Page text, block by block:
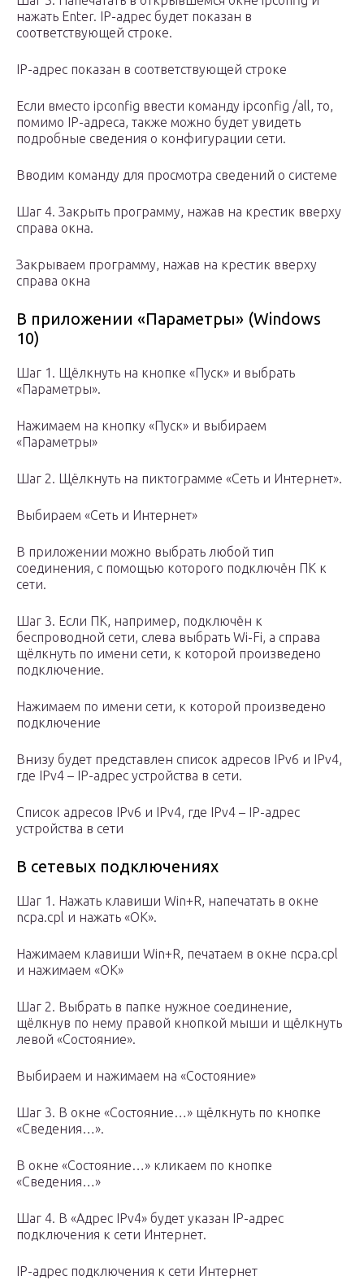
нажать Enter. IP-адрес будет показан в
соответствующей строке.
IP-адрес показан в соответствующей строке
Если вместо ipconfig ввести команду ipconfig /all, то,
помимо IP-адреса, также можно будет увидеть
подробные сведения о конфигурации сети.
Вводим команду для просмотра сведений о системе
Шаг 4. Закрыть программу, нажав на крестик вверху
справа окна.
Закрываем программу, нажав на крестик вверху
справа окна
В приложении «Параметры» (Windows
10)
Шаг 1. Щёлкнуть на кнопке «Пуск» и выбрать
«Параметры».
Нажимаем на кнопку «Пуск» и выбираем
«Параметры»
Шаг 2. Щёлкнуть на пиктограмме «Сеть и Интернет».
Выбираем «Сеть и Интернет»
В приложении можно выбрать любой тип
соединения, с помощью которого подключён ПК к
сети.
Шаг 3. Если ПК, например, подключён к
беспроводной сети, слева выбрать Wi-Fi, а справа
щёлкнуть по имени сети, к которой произведено
подключение.
Нажимаем по имени сети, к которой произведено
подключение
Внизу будет представлен список адресов IPv6 и IPv4,
где IPv4 – IP-адрес устройства в сети.
Список адресов IPv6 и IPv4, где IPv4 – IP-адрес
устройства в сети
В сетевых подключениях
Шаг 1. Нажать клавиши Win+R, напечатать в окне
ncpa.cpl и нажать «ОК».
Нажимаем клавиши Win+R, печатаем в окне ncpa.cpl
и нажимаем «ОК»
Шаг 2. Выбрать в папке нужное соединение,
щёлкнув по нему правой кнопкой мыши и щёлкнуть
левой «Состояние».
Выбираем и нажимаем на «Состояние»
Шаг 3. В окне «Состояние…» щёлкнуть по кнопке
«Сведения…».
В окне «Состояние…» кликаем по кнопке
«Сведения…»
Шаг 4. В «Адрес IPv4» будет указан IP-адрес
подключения к сети Интернет.
IP-адрес подключения к сети Интернет